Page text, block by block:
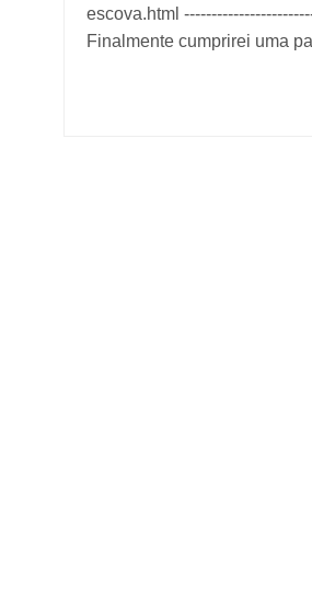
escova.html
Finalmente cumprirei uma